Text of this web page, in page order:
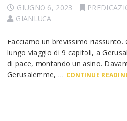
GIUGNO 6, 2023
GIANLUCA
Facciamo un brevissimo riassunto.
lungo viaggio di 9 capitoli, a
di pace, montando un asino.
Gerusalemme, … CONTINUE